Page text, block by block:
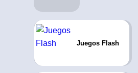
Juegos Flash